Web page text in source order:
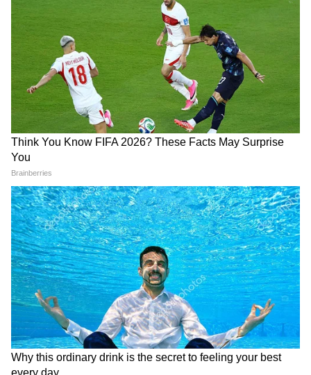
Crime News: 'मेरे पति को मार
दो, नहीं तो...चैट सामने आते ही पति
ने उठाया बड़ा कदम, पत्नी और प्रेमी
पर गंभीर आरोप
WATCH: राहुल गांधी के E20
वीडियो में 53 सेकेंड में ऐसा क्या
दिखा? सोशल मीडिया पर क्यों मचा
बवाल?
हिमाचल में दर्दनाक हादसा: खाई में
गिरी बस, 7 की मौत 11 घायल
NEET Paper Leak: न प्रेस, न
प्रिंटिंग मशीन...3 शिक्षक और एक
ब्यूटीशियन-कैसे बाहर आया पेपर?
CBI चार्जशीट
LATEST VIDEOS
Modi in IIT Delhi: '1 लाख करोड़..अंग्रेजी में
बोलूं', देश के युवाओं को Modi ने दिया बहुत बड़ा
टास्क